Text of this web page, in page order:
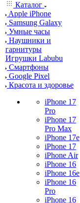
Каталог
Apple iPhone
Samsung Galaxy
Умные часы
Наушники и
гарнитуры
Игрушки Labubu
Смартфоны
Google Pixel
Красота и здоровье
iPhone 17
Pro
iPhone 17
Pro Max
iPhone 17e
iPhone 17
iPhone Air
iPhone 16
iPhone 16e
iPhone 16
Pro
iPhone 16